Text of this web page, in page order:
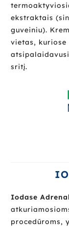
ekstraktais
guveiniu).
vietas,
sritį.
Iodase
procedūroms,